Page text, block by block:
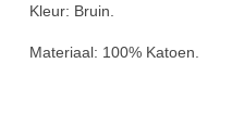
Kleur: Bruin.
Materiaal: 100% Katoen.